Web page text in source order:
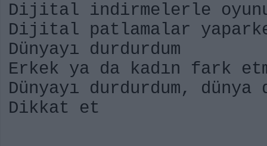
Dijital indirmelerle
Dijital patlamalar
Dünyayı durdurdum
Erkek ya da kadın fark
Dünyayı durdurdum, dünya
Dikkat et